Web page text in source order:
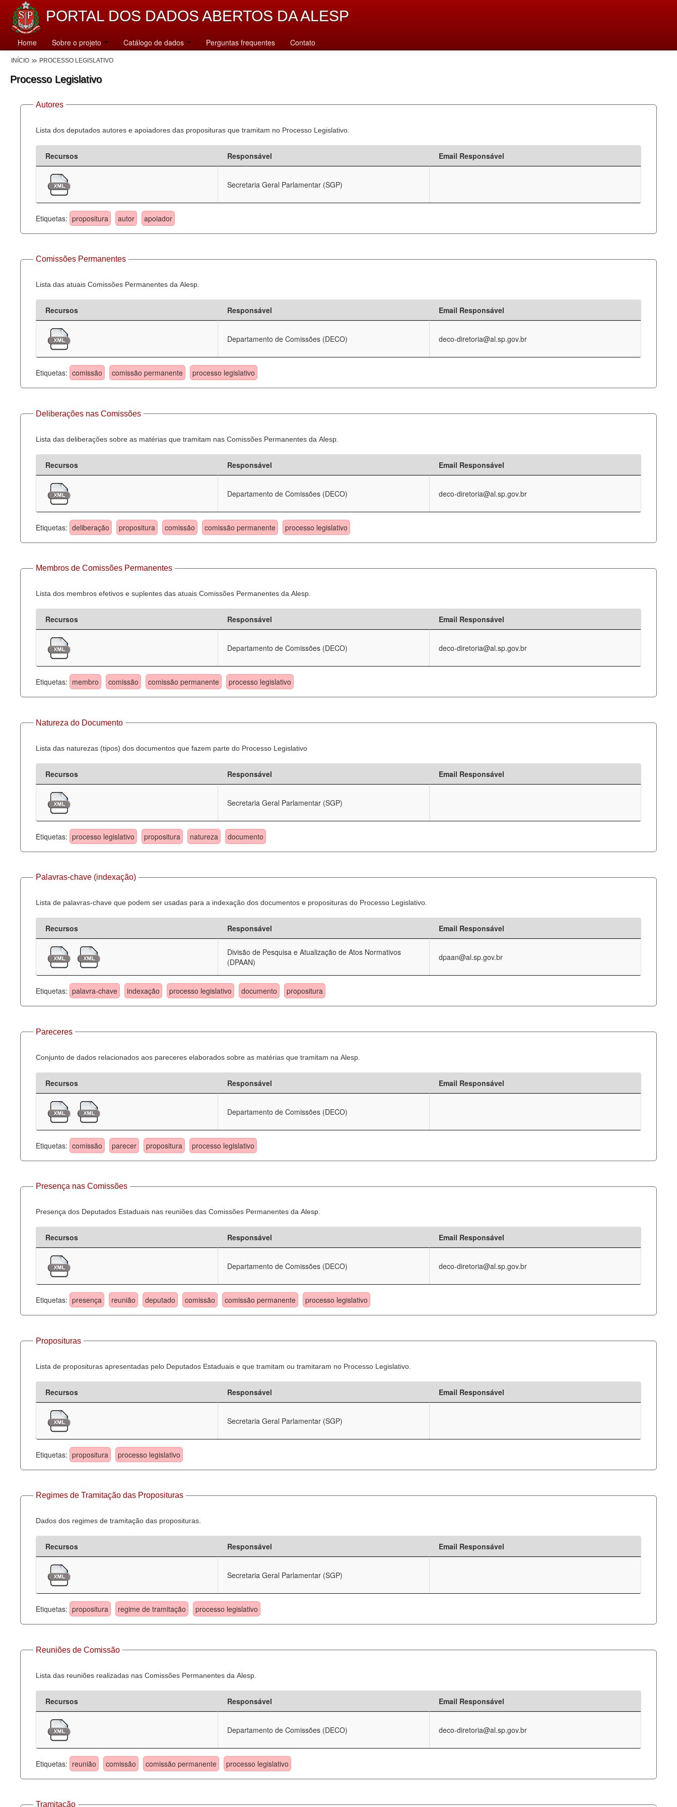
PORTAL DOS DADOS ABERTOS DA ALESP
Home Sobre o projeto Catálogo de dados Perguntas frequentes Contato
INÍCIO PROCESSO LEGISLATIVO
Processo Legislativo
Autores
Lista dos deputados autores e apoiadores das proposituras que tramitam no Processo Legislativo.
Recursos Responsável Email Responsável
Secretaria Geral Parlamentar (SGP)
Etiquetas: propositura autor apoiador
Comissões Permanentes
Lista das atuais Comissões Permanentes da Alesp.
Recursos Responsável Email Responsável
Departamento de Comissões (DECO) deco-diretoria@al.sp.gov.br
Etiquetas: comissão comissão permanente processo legislativo
Deliberações nas Comissões
Lista das deliberações sobre as matérias que tramitam nas Comissões Permanentes da Alesp.
Recursos Responsável Email Responsável
Departamento de Comissões (DECO) deco-diretoria@al.sp.gov.br
Etiquetas: deliberação propositura comissão comissão permanente processo legislativo
Membros de Comissões Permanentes
Lista dos membros efetivos e suplentes das atuais Comissões Permanentes da Alesp.
Recursos Responsável Email Responsável
Departamento de Comissões (DECO) deco-diretoria@al.sp.gov.br
Etiquetas: membro comissão comissão permanente processo legislativo
Natureza do Documento
Lista das naturezas (tipos) dos documentos que fazem parte do Processo Legislativo
Recursos Responsável Email Responsável
Secretaria Geral Parlamentar (SGP)
Etiquetas: processo legislativo propositura natureza documento
Palavras-chave (indexação)
Lista de palavras-chave que podem ser usadas para a indexação dos documentos e proposituras do Processo Legislativo.
Recursos Responsável Email Responsável
Divisão de Pesquisa e Atualização de Atos Normativos
(DPAAN)
dpaan@al.sp.gov.br
Etiquetas: palavra-chave indexação processo legislativo documento propositura
Pareceres
Conjunto de dados relacionados aos pareceres elaborados sobre as matérias que tramitam na Alesp.
Recursos Responsável Email Responsável
Departamento de Comissões (DECO)
Etiquetas: comissão parecer propositura processo legislativo
Presença nas Comissões
Presença dos Deputados Estaduais nas reuniões das Comissões Permanentes da Alesp.
Recursos Responsável Email Responsável
Departamento de Comissões (DECO) deco-diretoria@al.sp.gov.br
Etiquetas: presença reunião deputado comissão comissão permanente processo legislativo
Proposituras
Lista de proposituras apresentadas pelo Deputados Estaduais e que tramitam ou tramitaram no Processo Legislativo.
Recursos Responsável Email Responsável
Secretaria Geral Parlamentar (SGP)
Etiquetas: propositura processo legislativo
Regimes de Tramitação das Proposituras
Dados dos regimes de tramitação das proposituras.
Recursos Responsável Email Responsável
Secretaria Geral Parlamentar (SGP)
Etiquetas: propositura regime de tramitação processo legislativo
Reuniões de Comissão
Lista das reuniões realizadas nas Comissões Permanentes da Alesp.
Recursos Responsável Email Responsável
Departamento de Comissões (DECO) deco-diretoria@al.sp.gov.br
Etiquetas: reunião comissão comissão permanente processo legislativo
Tramitação